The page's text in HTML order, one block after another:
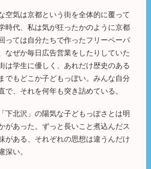
空気は京都という街を全体的に覆って
時代、私は気が狂ったかのように京都
っては自分たちで作ったフリーペーパ
なぜか毎日広告営業をしたりしていた
は学生に優しく、あれだけ歴史のある
でもどこか子どもっぽい。みんな自分
で、それを何年も突き詰めている。
下北沢」の陽気な子どもっぽさとは明
があった。ずっと長いこと煮込んだス
がある、それぞれの思想は違うんだけ
深い。